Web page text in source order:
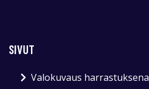
SIVUT
Valokuvaus harrastuksena